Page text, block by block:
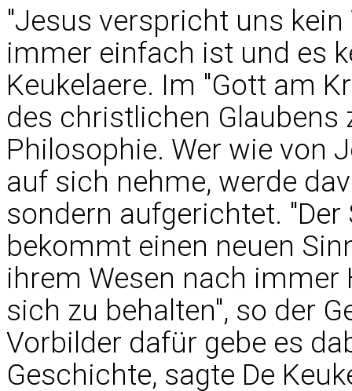
"Jesus verspricht uns
immer einfach ist und es
Keukelaere. Im "Gott am
des christlichen Glaubens
Philosophie. Wer wie von
auf sich nehme, werde
sondern aufgerichtet.
bekommt einen neuen
ihrem Wesen nach immer
sich zu behalten", so der
Vorbilder dafür gebe es
Geschichte, sagte De